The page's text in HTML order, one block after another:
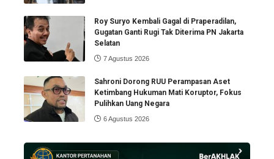
Roy Suryo Kembali Gagal di Praperadilan,
Gugatan Ganti Rugi Tak Diterima PN Jakarta
Selatan
7 Agustus 2026
Sahroni Dorong RUU Perampasan Aset
Ketimbang Hukuman Mati Koruptor, Fokus
Pulihkan Uang Negara
6 Agustus 2026